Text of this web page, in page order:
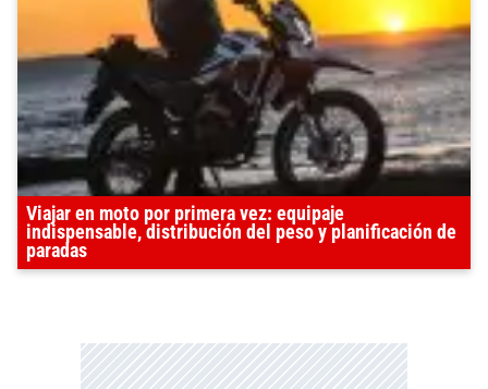
Viajar en moto por primera vez: equipaje
indispensable, distribución del peso y planificación de
paradas